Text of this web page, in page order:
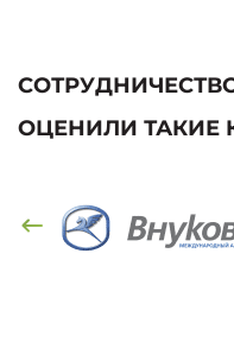
ОЦЕНИЛИ ТАКИЕ